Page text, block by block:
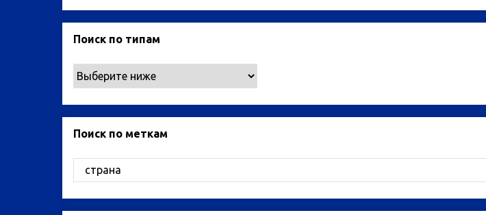
Поиск по типам
Поиск по меткам